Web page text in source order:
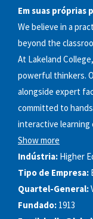
Em suas próprias
We believe in a
beyond the
At Lakeland
powerful thinkers.
alongside expert
committed to
interactive learning
Show more
Indústria: Higher
Tipo de Empresa:
Quartel-General:
Fundado: 1913